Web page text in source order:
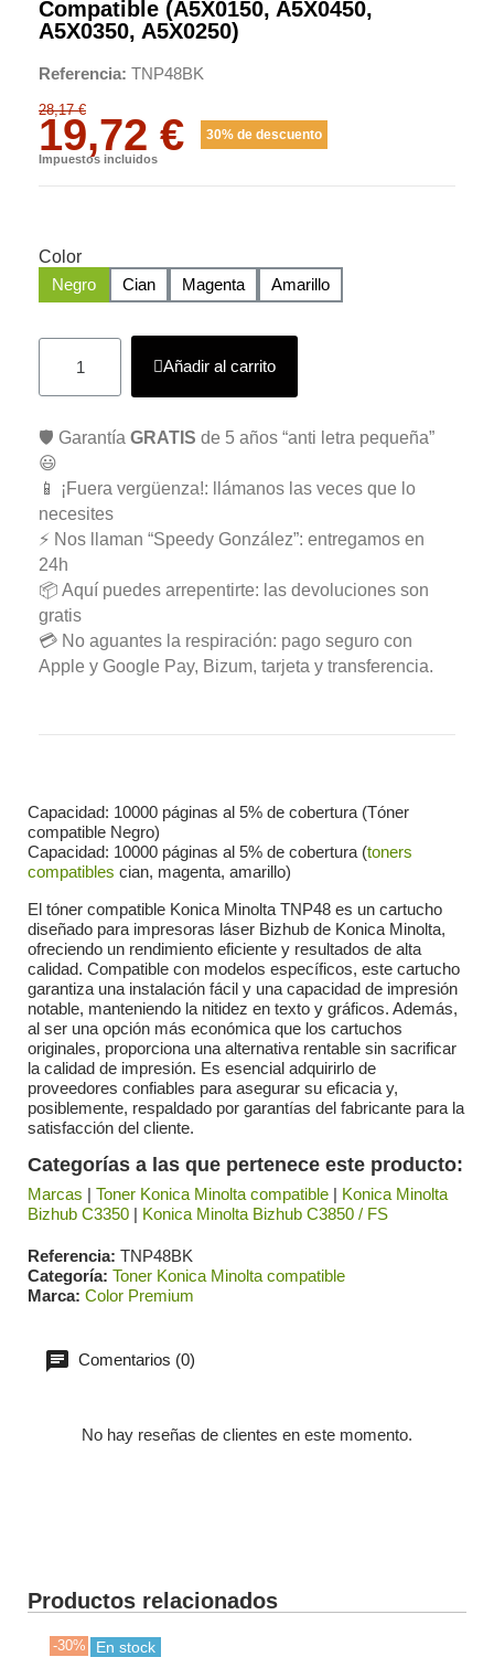
Compatible (A5X0150, A5X0450,
A5X0350, A5X0250)
Referencia TNP48BK
28,17 €
19,72 € 30% de descuento
Impuestos incluidos
Color
Negro
Cian Magenta Amarillo
Añadir al carrito
🛡️ Garantía GRATIS de 5 años “anti letra pequeña”
😃
📱 ¡Fuera vergüenza!: llámanos las veces que lo
necesites
⚡ Nos llaman “Speedy González”: entregamos en
24h
📦 Aquí puedes arrepentirte: las devoluciones son
gratis
💳 No aguantes la respiración: pago seguro con
Apple y Google Pay, Bizum, tarjeta y transferencia.
Capacidad: 10000 páginas al 5% de cobertura (Tóner
compatible Negro)
Capacidad: 10000 páginas al 5% de cobertura (toners
compatibles cian, magenta, amarillo)
El tóner compatible Konica Minolta TNP48 es un cartucho
diseñado para impresoras láser Bizhub de Konica Minolta,
ofreciendo un rendimiento eficiente y resultados de alta
calidad. Compatible con modelos específicos, este cartucho
garantiza una instalación fácil y una capacidad de impresión
notable, manteniendo la nitidez en texto y gráficos. Además,
al ser una opción más económica que los cartuchos
originales, proporciona una alternativa rentable sin sacrificar
la calidad de impresión. Es esencial adquirirlo de
proveedores confiables para asegurar su eficacia y,
posiblemente, respaldado por garantías del fabricante para la
satisfacción del cliente.
Categorías a las que pertenece este producto:
Marcas | Toner Konica Minolta compatible | Konica Minolta
Bizhub C3350 | Konica Minolta Bizhub C3850 / FS
Referencia TNP48BK
Categoría Toner Konica Minolta compatible
Marca Color Premium
Comentarios (0)
No hay reseñas de clientes en este momento.
Productos relacionados
-30% En stock